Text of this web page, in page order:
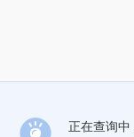
正在查询中